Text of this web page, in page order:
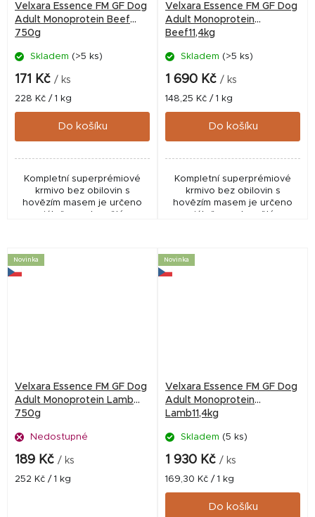
Velxara Essence FM GF Dog
Adult Monoprotein Beef
750g
Skladem (>5 ks)
171 Kč / ks
Měrná
cena:
228 Kč / 1 kg
Do košíku
Kompletní superprémiové
krmivo bez obilovin s
hovězím masem je určeno
speciálně pro dospělé psy
Velxara Essence FM GF Dog
Adult Monoprotein
Beef11,4kg
Skladem (>5 ks)
1 690 Kč / ks
Měrná
cena:
148,25 Kč / 1 kg
Do košíku
Kompletní superprémiové
krmivo bez obilovin s
hovězím masem je určeno
speciálně pro dospělé psy
Novinka
Velxara Essence FM GF Dog
Adult Monoprotein Lamb
750g
Nedostupné
189 Kč / ks
Měrná
252 Kč / 1 kg
Novinka
Velxara Essence FM GF Dog
Adult Monoprotein
Lamb11,4kg
Skladem (5 ks)
1 930 Kč / ks
Měrná
cena:
169,30 Kč / 1 kg
Do košíku